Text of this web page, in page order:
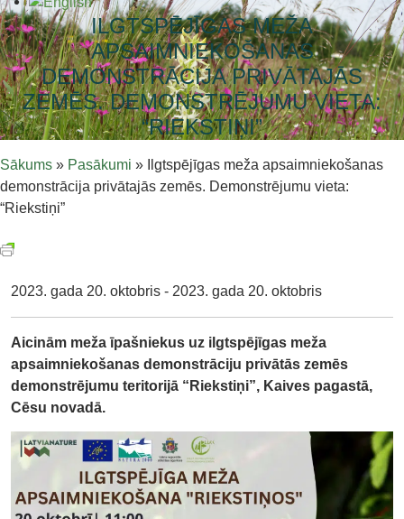
ILGTSPĒJĪGAS MEŽA
APSAIMNIEKOŠANAS
DEMONSTRĀCIJA PRIVĀTAJĀS
ZEMĒS. DEMONSTRĒJUMU VIETA:
“RIEKSTIŅI”
Sākums » Pasākumi »
Ilgtspējīgas meža apsaimniekošanas
demonstrācija privātajās zemēs. Demonstrējumu vieta:
“Riekstiņi”
2023. gada 20. oktobris - 2023. gada 20. oktobris
Aicinām meža īpašniekus uz ilgtspējīgas meža
apsaimniekošanas demonstrāciju privātās zemēs
demonstrējumu teritorijā “Riekstiņi”, Kaives pagastā,
Cēsu novadā.